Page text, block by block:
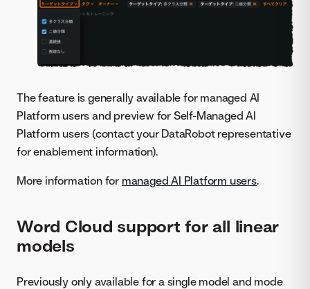
The feature is generally available for managed AI
Platform users and preview for Self-Managed AI
Platform users (contact your DataRobot representative
for enablement information).
More information for managed AI Platform users.
Word Cloud support for all linear
models
Previously only available for a single model and mode